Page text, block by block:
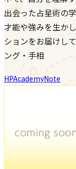
出会った占星術の
才能や強みを生か
ションをお届けし
ング・手相
HPAcademyNote